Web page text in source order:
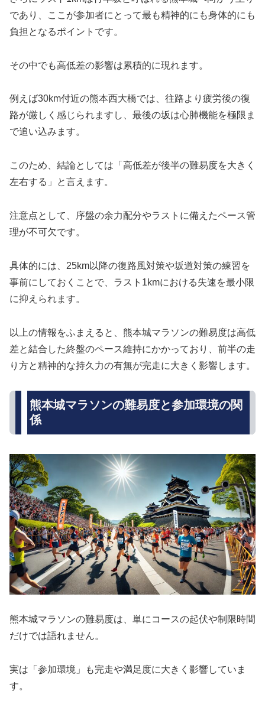
であり、ここが参加者にとって最も精神的にも身体的にも
負担となるポイントです。
その中でも高低差の影響は累積的に現れます。
例えば30km付近の熊本西大橋では、往路より疲労後の復
路が厳しく感じられますし、最後の坂は心肺機能を極限ま
で追い込みます。
このため、結論としては「高低差が後半の難易度を大きく
左右する」と言えます。
注意点として、序盤の余力配分やラストに備えたペース管
理が不可欠です。
具体的には、25km以降の復路風対策や坂道対策の練習を
事前にしておくことで、ラスト1kmにおける失速を最小限
に抑えられます。
以上の情報をふまえると、熊本城マラソンの難易度は高低
差と結合した終盤のペース維持にかかっており、前半の走
り方と精神的な持久力の有無が完走に大きく影響します。
熊本城マラソンの難易度と参加環境の関
係
熊本城マラソンの難易度は、単にコースの起伏や制限時間
だけでは語れません。
実は「参加環境」も完走や満足度に大きく影響していま
す。